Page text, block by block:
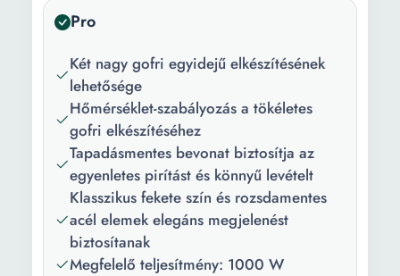
Teljesítmény:
Tápfeszültség:
240 V
Elkészített
termékek
száma:
Vezérlőpanel
típusa:
Mechanikus
Tulajdonság:
Hőmérséklet-szabályozás
Jelzőfény
Pro
Két nagy gofri egyidejű elkészítésének
lehetősége
Hőmérséklet-szabályozás a tökéletes
gofri elkészítéséhez
Tapadásmentes bevonat biztosítja az
egyenletes pirítást és könnyű levételt
Klasszikus fekete szín és rozsdamentes
acél elemek elegáns megjelenést
biztosítanak
Megfelelő teljesítmény: 1000 W